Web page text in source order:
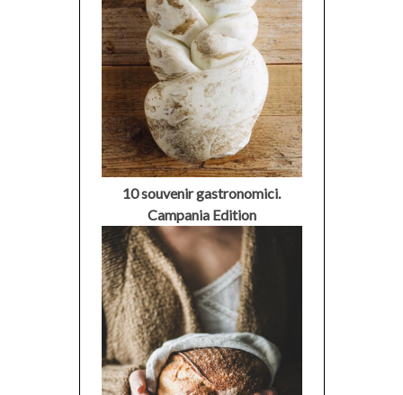
10 souvenir gastronomici.
Campania Edition